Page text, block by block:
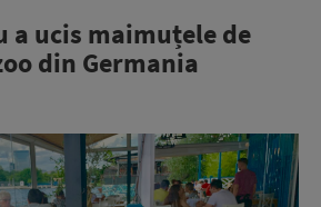
a ucis maimuțele de
din Germania